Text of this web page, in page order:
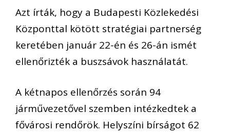
Azt írták, hogy a Budapesti Közlekedési
Központtal kötött stratégiai partnerség
keretében január 22-én és 26-án ismét
ellenőrizték a buszsávok használatát.
A kétnapos ellenőrzés során 94
járművezetővel szemben intézkedtek a
fővárosi rendőrök. Helyszíni bírságot 62